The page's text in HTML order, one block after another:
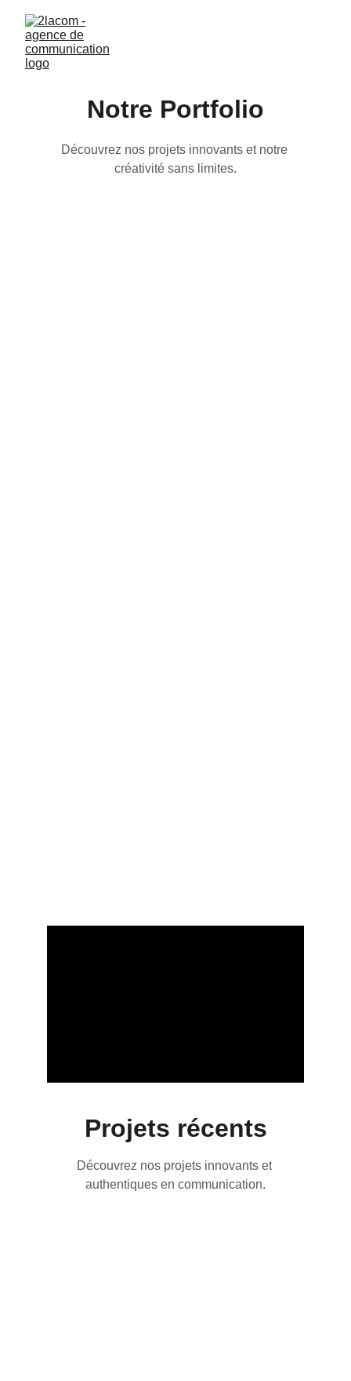
Notre Portfolio
Découvrez nos projets innovants et notre
créativité sans limites.
Projets récents
Découvrez nos projets innovants et
authentiques en communication.